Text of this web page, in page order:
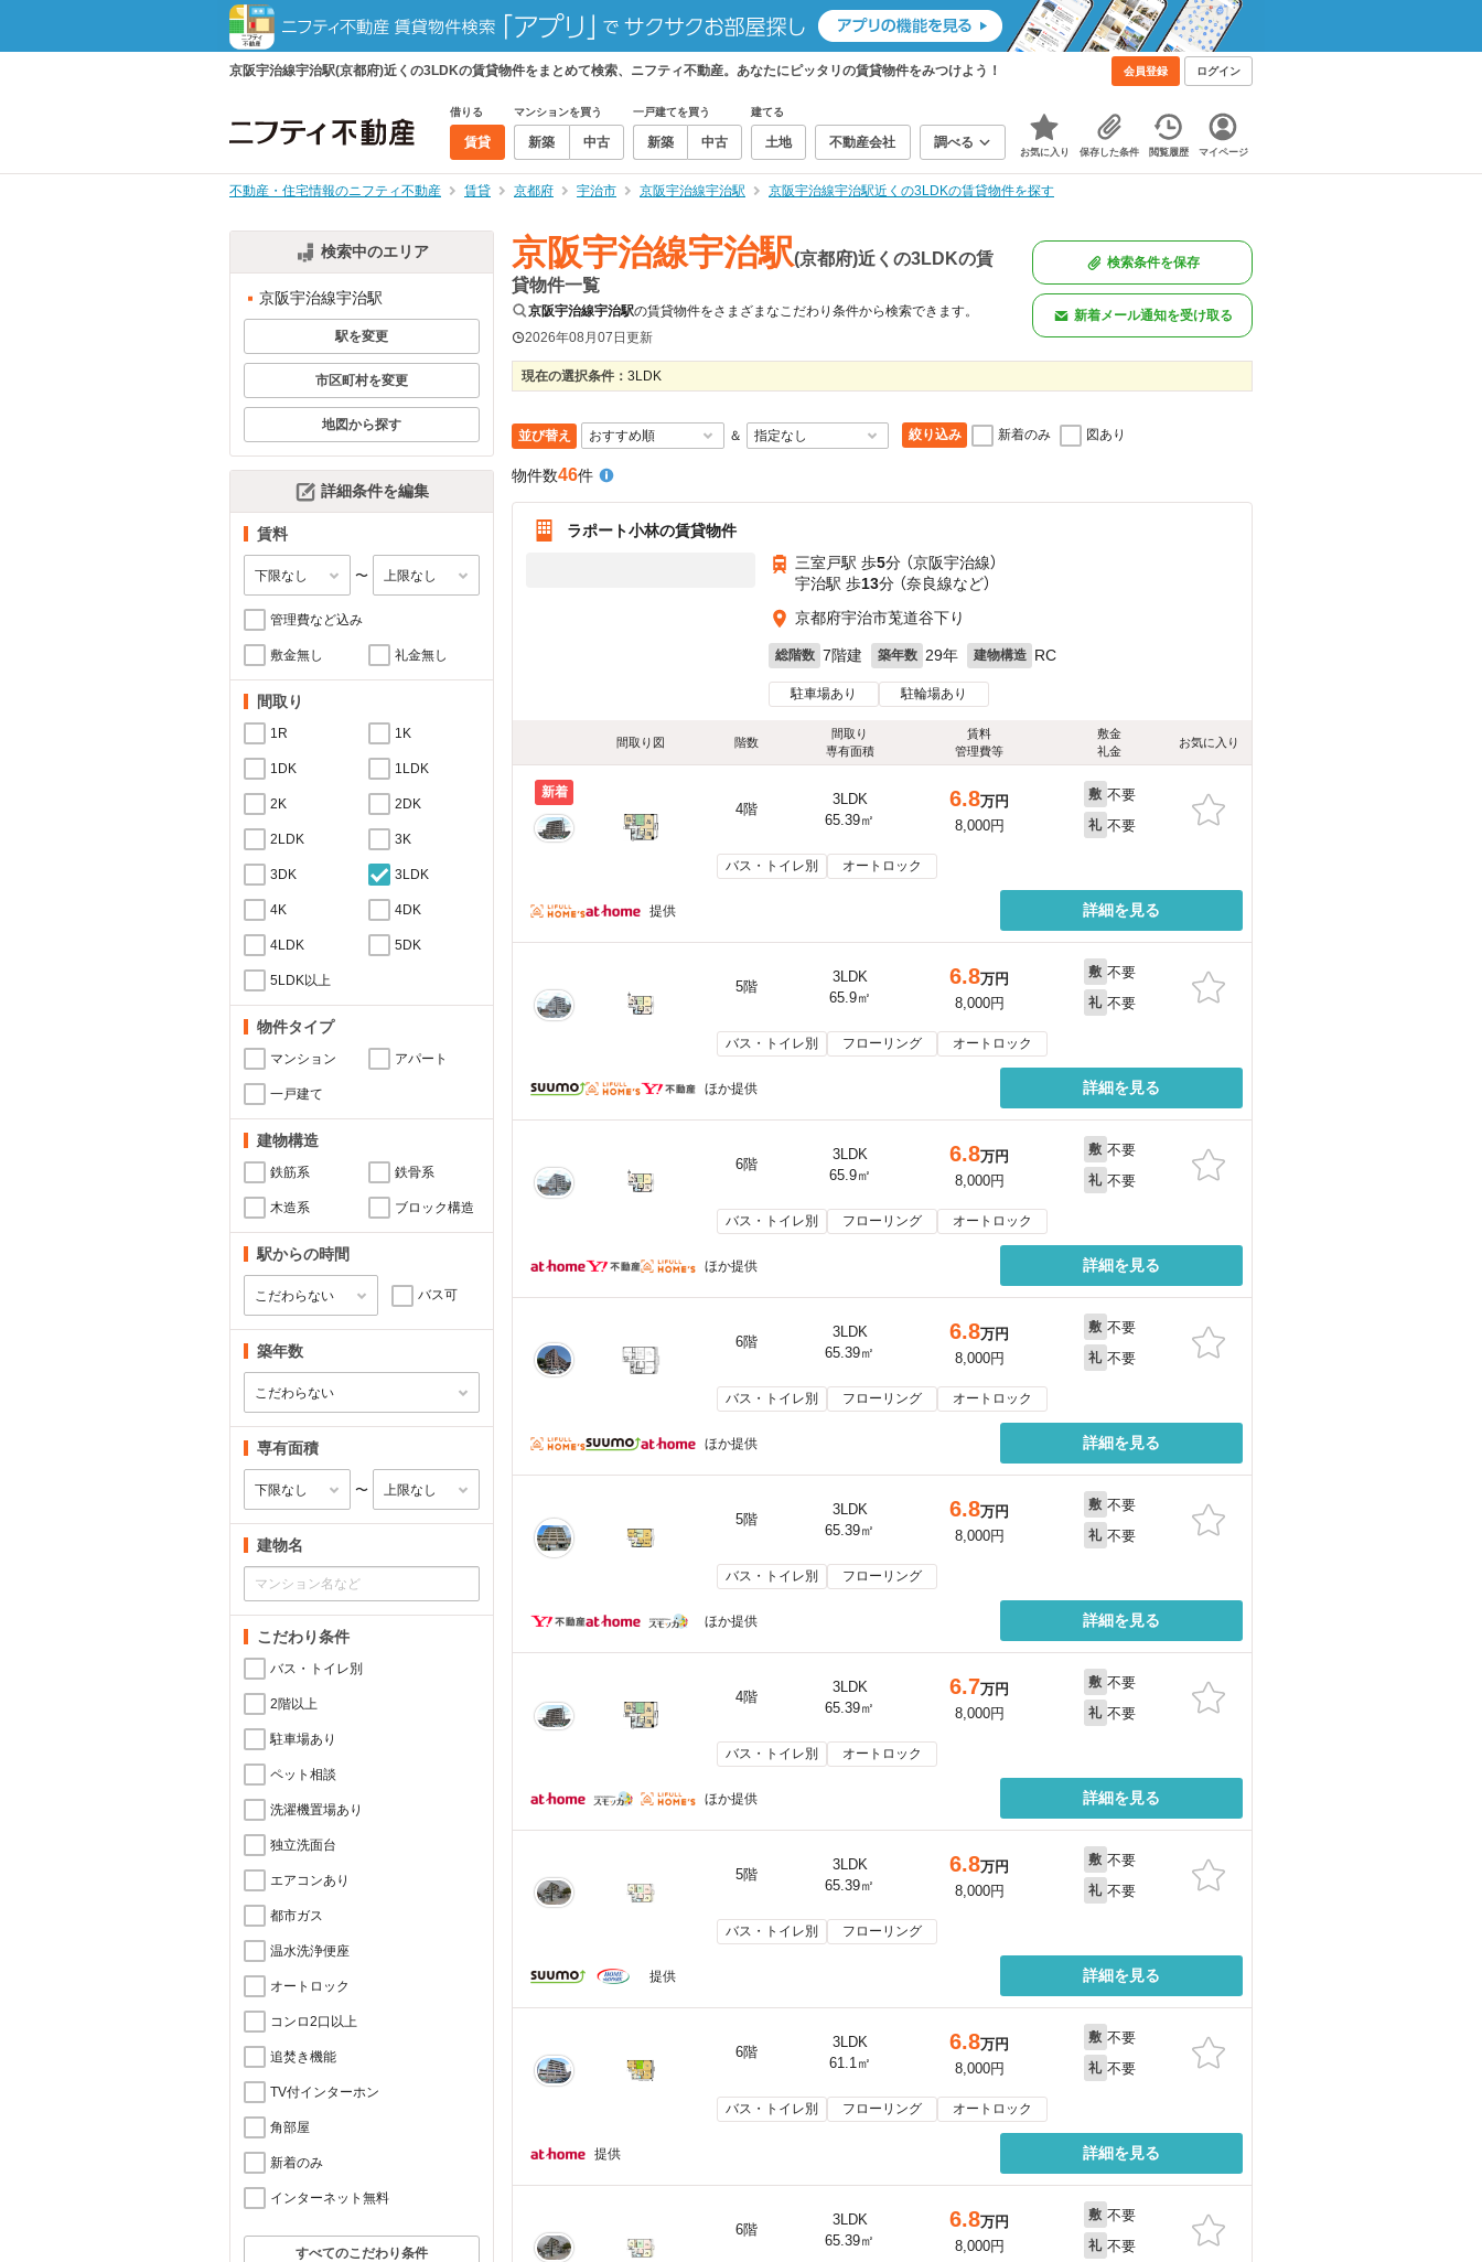
京阪宇治線宇治駅(京都府)近くの3LDKの賃貸物件をまとめて検索、ニフティ不動産。あなたにピッタリの賃貸物件をみつけよう！ 会員登録 ログイン
借りる
賃貸
マンションを買う
新築 中古
一戸建てを買う
新築 中古
建てる
土地 不動産会社 調べる
お気に入り 保存した条件 閲覧履歴 マイページ
不動産・住宅情報のニフティ不動産 賃貸 京都府 宇治市 京阪宇治線宇治駅 京阪宇治線宇治駅近くの3LDKの賃貸物件を探す
検索中のエリア
京阪宇治線宇治駅
駅を変更
市区町村を変更
地図から探す
詳細条件を編集
賃料
〜
管理費など込み
敷金無し 礼金無し
間取り
1R 1K
1DK 1LDK
2K 2DK
2LDK 3K
3DK 3LDK
4K 4DK
4LDK 5DK
5LDK以上
物件タイプ
マンション アパート
一戸建て
建物構造
鉄筋系 鉄骨系
木造系 ブロック構造
駅からの時間
バス可
築年数
専有面積
〜
建物名
こだわり条件
バス・トイレ別
2階以上
駐車場あり
ペット相談
洗濯機置場あり
独立洗面台
エアコンあり
都市ガス
温水洗浄便座
オートロック
コンロ2口以上
追焚き機能
TV付インターホン
角部屋
新着のみ
インターネット無料
すべてのこだわり条件
京阪宇治線宇治駅(京都府)近くの3LDKの賃
貸物件一覧
京阪宇治線宇治駅の賃貸物件をさまざまなこだわり条件から検索できます。
2026年08月07日更新
検索条件を保存
新着メール通知を受け取る
現在の選択条件： 3LDK
並び替え ＆ 絞り込み 新着のみ 図あり
物件数46件
ラポート小林の賃貸物件
三室戸駅 歩5分 （京阪宇治線）
宇治駅 歩13分 （奈良線など）
京都府宇治市莵道谷下り
総階数 7階建 築年数 29年 建物構造 RC
駐車場あり 駐輪場あり
間取り図 階数
間取り
専有面積
賃料
管理費等
敷金
礼金
お気に入り
新着
4階
3LDK
65.39㎡
6.8万円
8,000円
敷 不要
礼 不要
バス・トイレ別 オートロック
提供 詳細を見る
5階
3LDK
65.9㎡
6.8万円
8,000円
敷 不要
礼 不要
バス・トイレ別 フローリング オートロック
ほか提供 詳細を見る
6階
3LDK
65.9㎡
6.8万円
8,000円
敷 不要
礼 不要
バス・トイレ別 フローリング オートロック
ほか提供 詳細を見る
6階
3LDK
65.39㎡
6.8万円
8,000円
敷 不要
礼 不要
バス・トイレ別 フローリング オートロック
ほか提供 詳細を見る
5階
3LDK
65.39㎡
6.8万円
8,000円
敷 不要
礼 不要
バス・トイレ別 フローリング
ほか提供 詳細を見る
4階
3LDK
65.39㎡
6.7万円
8,000円
敷 不要
礼 不要
バス・トイレ別 オートロック
ほか提供 詳細を見る
5階
3LDK
65.39㎡
6.8万円
8,000円
敷 不要
礼 不要
バス・トイレ別 フローリング
提供 詳細を見る
6階
3LDK
61.1㎡
6.8万円
8,000円
敷 不要
礼 不要
バス・トイレ別 フローリング オートロック
提供 詳細を見る
6階
3LDK
65.39㎡
6.8万円
8,000円
敷 不要
礼 不要